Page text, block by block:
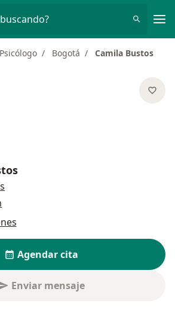
Psicólogo Bogotá Camila Bustos
Agendar cita
Enviar mensaje